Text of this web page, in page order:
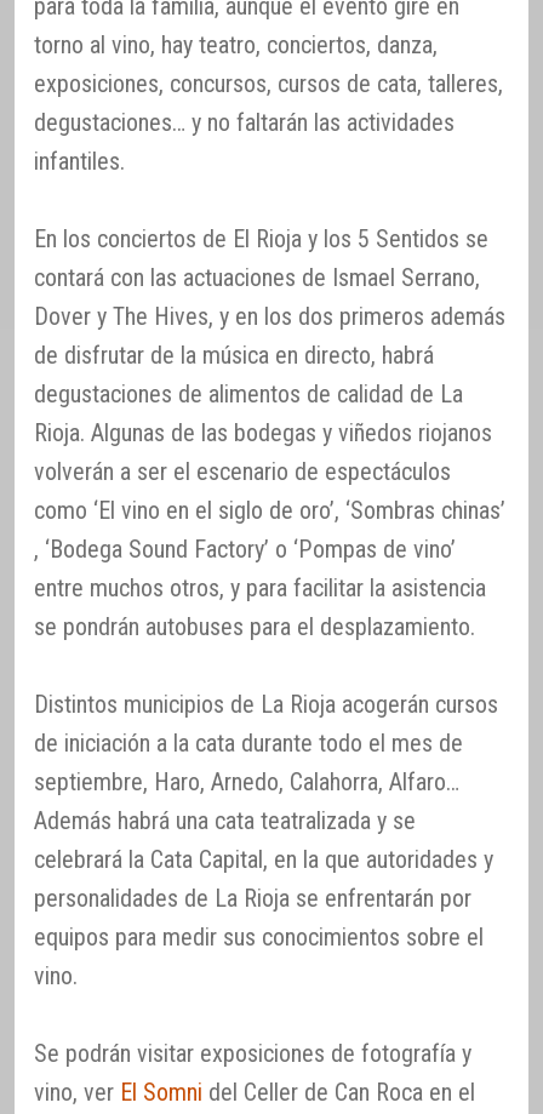
para toda la familia, aunque el evento gire en
torno al vino, hay teatro, conciertos, danza,
exposiciones, concursos, cursos de cata, talleres,
degustaciones… y no faltarán las actividades
infantiles.
En los conciertos de El Rioja y los 5 Sentidos se
contará con las actuaciones de Ismael Serrano,
Dover y The Hives, y en los dos primeros además
de disfrutar de la música en directo, habrá
degustaciones de alimentos de calidad de La
Rioja. Algunas de las bodegas y viñedos riojanos
volverán a ser el escenario de espectáculos
como ‘El vino en el siglo de oro’, ‘Sombras chinas’
, ‘Bodega Sound Factory’ o ‘Pompas de vino’
entre muchos otros, y para facilitar la asistencia
se pondrán autobuses para el desplazamiento.
Distintos municipios de La Rioja acogerán cursos
de iniciación a la cata durante todo el mes de
septiembre, Haro, Arnedo, Calahorra, Alfaro…
Además habrá una cata teatralizada y se
celebrará la Cata Capital, en la que autoridades y
personalidades de La Rioja se enfrentarán por
equipos para medir sus conocimientos sobre el
vino.
Se podrán visitar exposiciones de fotografía y
vino, ver El Somni del Celler de Can Roca en el